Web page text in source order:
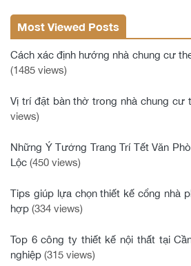
Most Viewed Posts
Cách xác định hướng nhà chung cư
(1485 views)
Vị trí đặt bàn thờ trong nhà chung cư
views)
Những Ý Tưởng Trang Trí Tết Văn
Lộc (450 views)
Tips giúp lựa chọn thiết kế cổng nhà
hợp (334 views)
Top 6 công ty thiết kế nội thất tại
nghiệp (315 views)